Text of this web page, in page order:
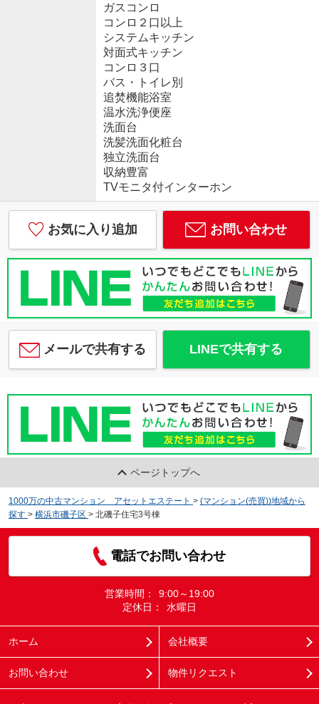
ガスコンロ
コンロ２口以上
システムキッチン
対面式キッチン
コンロ３口
バス・トイレ別
追焚機能浴室
温水洗浄便座
洗面台
洗髪洗面化粧台
独立洗面台
収納豊富
TVモニタ付インターホン
お気に入り追加 お問い合わせ
メールで共有する LINEで共有する
ページトップへ
1000万の中古マンション アセットエステート > (マンション(売買))地域から
探す > 横浜市磯子区 > 北磯子住宅3号棟
電話でお問い合わせ
営業時間：
9:00～19:00
定休日：
水曜日
ホーム 会社概要
お問い合わせ 物件リクエスト